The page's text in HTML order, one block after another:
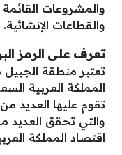
والمشروعات القائمة
والقطاعات الإنشائية.
تعرف على الرمز
تعتبر منطقة
المملكة العربية
تقوم عليها العديد
والتي تحقق العديد
اقتصاد المملكة